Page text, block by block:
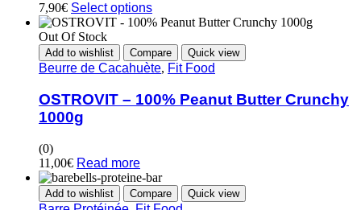
7,90€ Select options
Out Of Stock
Add to wishlist Compare Quick view
Beurre de Cacahuète, Fit Food
OSTROVIT – 100% Peanut Butter Crunchy
1000g
(0)
11,00€ Read more
Add to wishlist Compare Quick view